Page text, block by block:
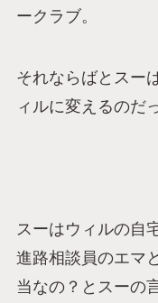
ークラブ。
それならばとスー
ィルに変えるのだ
スーはウィルの自
進路相談員のエマ
当なの？とスーの